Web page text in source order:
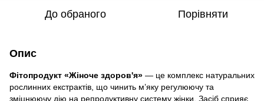
До обраного Порівняти
Опис
Фітопродукт «Жіноче здоров'я» — це комплекс натуральних
рослинних екстрактів, що чинить м’яку регулюючу та
зміцнюючу дію на репродуктивну систему жінки. Засіб сприяє